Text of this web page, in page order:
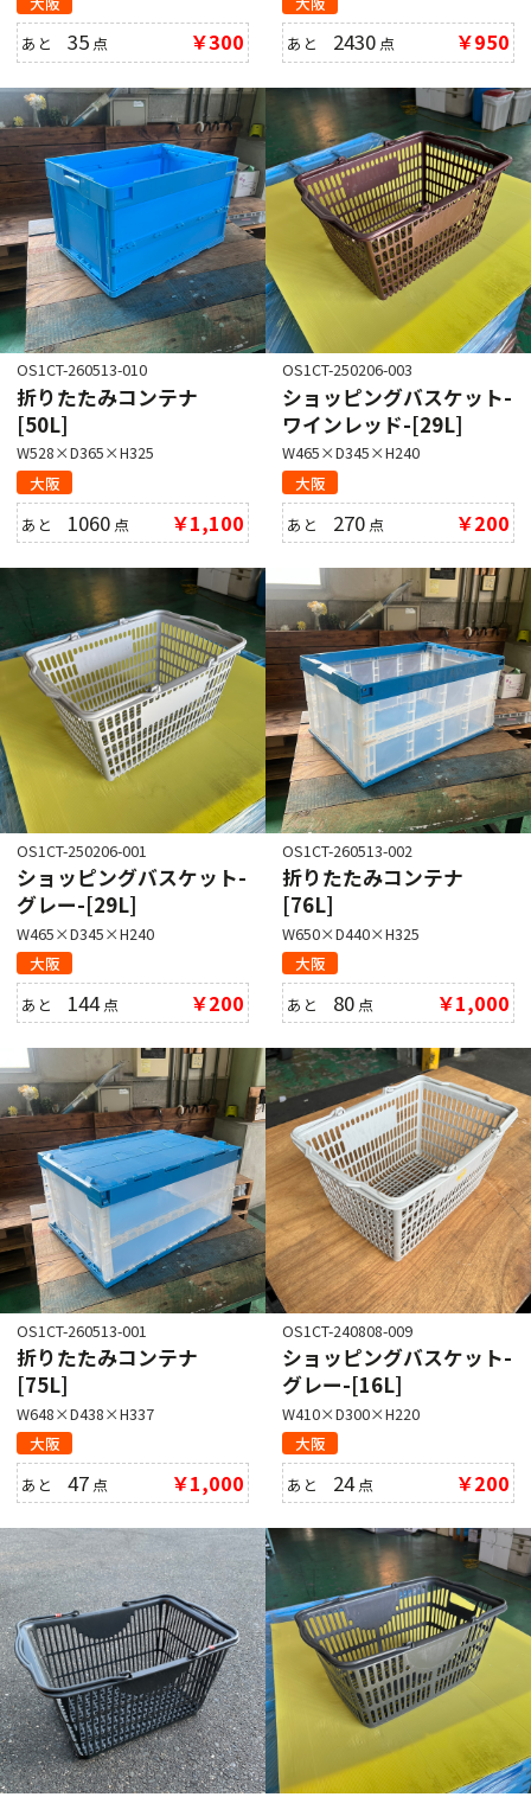
あと35 点 ￥300
あと 2430 点 ￥950
OS1CT-260513-010
折りたたみコンテナ
[50L]
W528×D365×H325
大阪
あと 1060 点 ￥1,100
OS1CT-250206-003
ショッピングバスケット-
ワインレッド-[29L]
W465×D345×H240
大阪
あと 270 点 ￥200
OS1CT-250206-001
ショッピングバスケット-
グレー-[29L]
W465×D345×H240
大阪
あと 144点 ￥200
OS1CT-260513-002
折りたたみコンテナ
[76L]
W650×D440×H325
大阪
あと 80 点 ￥1,000
OS1CT-260513-001
折りたたみコンテナ
[75L]
W648×D438×H337
大阪
あと47 点 ￥1,000
OS1CT-240808-009
ショッピングバスケット-
グレー-[16L]
W410×D300×H220
大阪
あと 24点 ￥200